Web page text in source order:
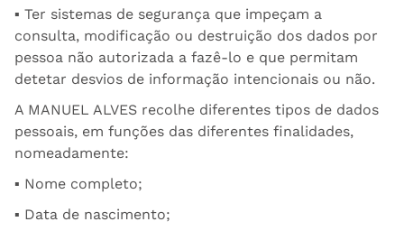
▪ Ter sistemas de segurança que impeçam a
consulta, modificação ou destruição dos dados por
pessoa não autorizada a fazê-lo e que permitam
detetar desvios de informação intencionais ou não.
A MANUEL ALVES recolhe diferentes tipos de dados
pessoais, em funções das diferentes finalidades,
nomeadamente:
▪ Nome completo;
▪ Data de nascimento;